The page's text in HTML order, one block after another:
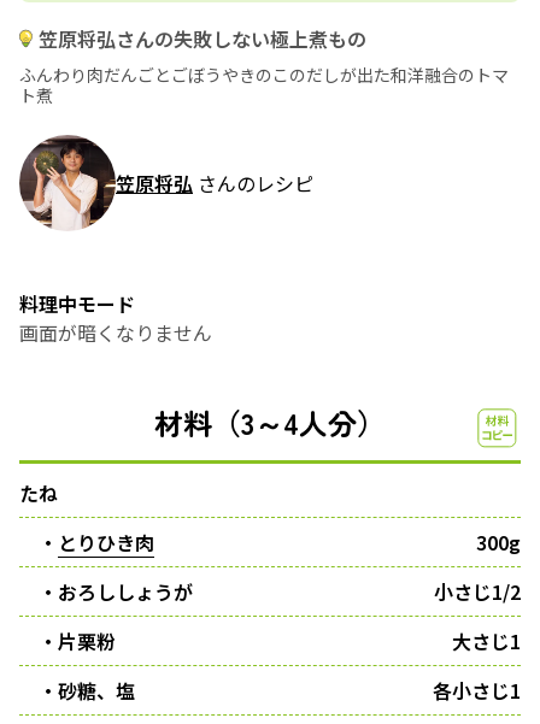
笠原将弘さんの失敗しない極上煮もの
ふんわり肉だんごとごぼうやきのこのだしが出た和洋融合のトマ
ト煮
笠原将弘 さんのレシピ
料理中モード
画面が暗くなりません
材料（3～4人分）
たね
・ とりひき肉
300g
・おろししょうが
小さじ1/2
・片栗粉
大さじ1
・砂糖、塩
各小さじ1